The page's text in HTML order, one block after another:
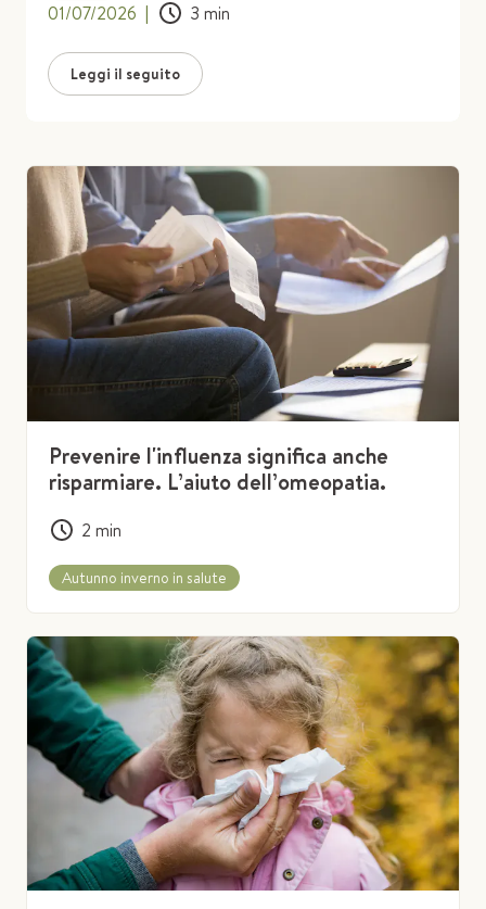
01/07/2026 | 3 min
Leggi il seguito
Prevenire l'influenza significa anche
risparmiare. L’aiuto dell’omeopatia.
2 min
Autunno inverno in salute